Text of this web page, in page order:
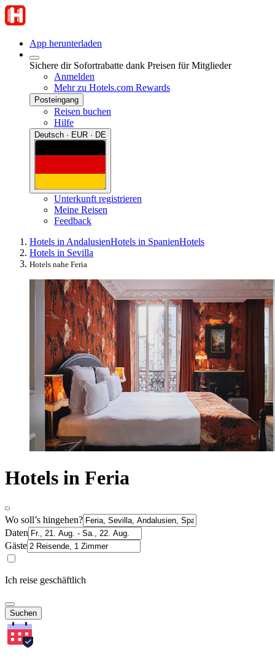
App herunterladen
Sichere dir Sofortrabatte dank Preisen für Mitglieder
Anmelden
Mehr zu Hotels.com Rewards
Posteingang
Reisen buchen
Hilfe
Deutsch · EUR · DE
Unterkunft registrieren
Meine Reisen
Feedback
Hotels in AndalusienHotels in SpanienHotels
Hotels in Sevilla
Hotels nahe Feria
Hotels in Feria
Wo soll’s hingehen?
Daten
Gäste
Ich reise geschäftlich
Suchen